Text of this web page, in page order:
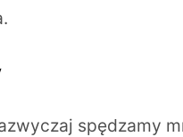
spędzamy